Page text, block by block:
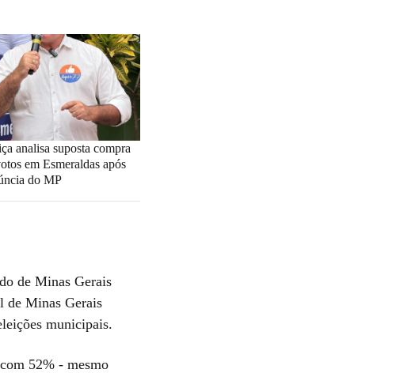
analisa suposta compra
em Esmeraldas após
do MP
de Minas Gerais
de Minas Gerais
municipais.
52% - mesmo